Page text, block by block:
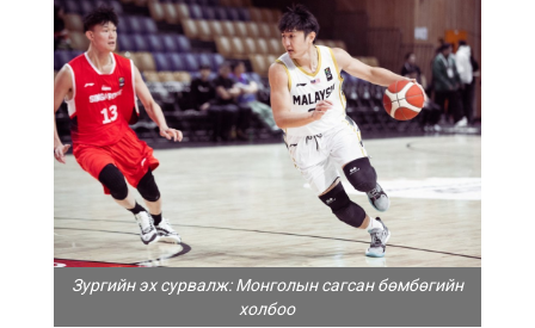
Зургийн эх сурвалж: Монголын сагсан бөмбөгийн
холбоо